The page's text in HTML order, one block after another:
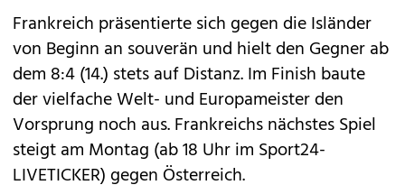
Frankreich präsentierte sich gegen die Isländer
von Beginn an souverän und hielt den Gegner ab
dem 8:4 (14.) stets auf Distanz. Im Finish baute
der vielfache Welt- und Europameister den
Vorsprung noch aus. Frankreichs nächstes Spiel
steigt am Montag (ab 18 Uhr im Sport24-
LIVETICKER) gegen Österreich.